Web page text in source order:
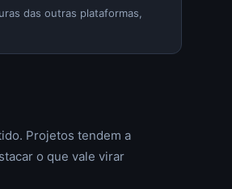
das outras plataformas,
Projetos tendem a
o que vale virar